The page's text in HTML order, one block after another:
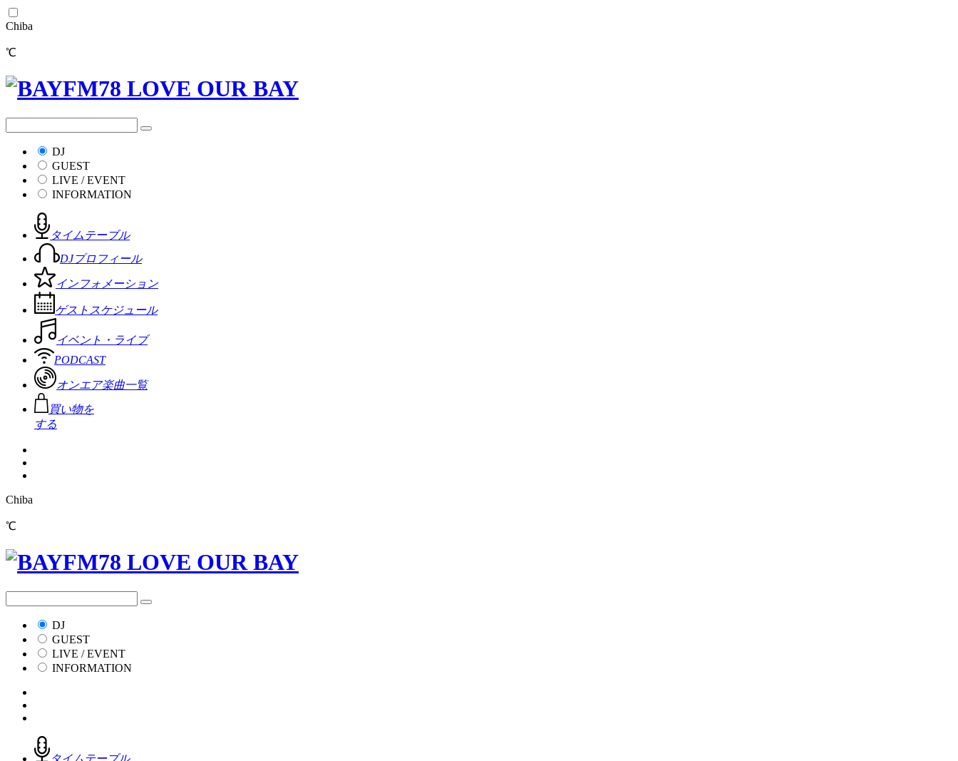
Chiba
℃
DJ
GUEST
LIVE / EVENT
INFORMATION
タイムテーブル
DJプロフィール
インフォメーション
ゲストスケジュール
イベント・ライブ
PODCAST
オンエア楽曲一覧
買い物を
する
Chiba
℃
DJ
GUEST
LIVE / EVENT
INFORMATION
タイムテーブル